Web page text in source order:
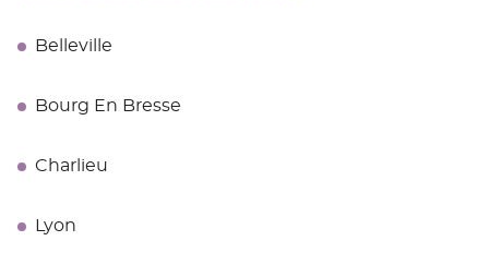
Belleville
Bourg En Bresse
Charlieu
Lyon